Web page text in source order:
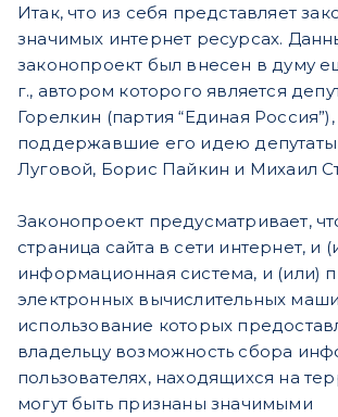
Итак, что из себя представляет
значимых интернет ресурсах.
законопроект был внесен в думу
г., автором которого является
Горелкин (партия “Единая
поддержавшие его идею
Луговой, Борис Пайкин и Михаил
Законопроект предусматривает,
страница сайта в сети интернет, и
информационная система, и (или)
электронных вычислительных
использование которых
владельцу возможность сбора
пользователях, находящихся на
могут быть признаны значимыми